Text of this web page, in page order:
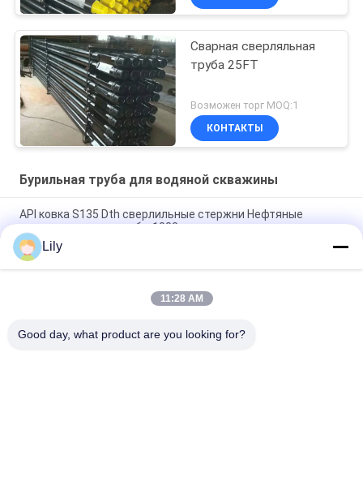
Сварная сверляльная
труба 25FT
Возможен торг MOQ:1
КОНТАКТЫ
Бурильная труба для водяной скважины
API ковка S135 Dth сверлильные стержни Нефтяные
скважины корпус трубы 1000 мм длина
API R780 Высокопроизводительная труба для бурения
скважин для воды диаметр 127 мм
1 1 4 Буровая труба для водяных скважин, спиральная
Lily
11:28 AM
Good day, what product are you looking for?